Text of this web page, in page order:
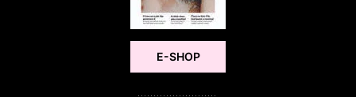
E-SHOP